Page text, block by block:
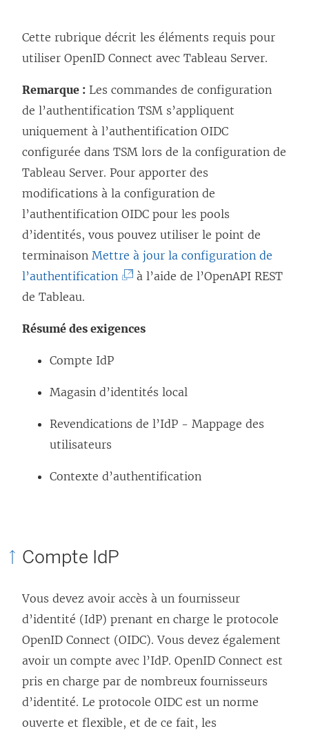
Cette rubrique décrit les éléments requis pour
utiliser OpenID Connect avec Tableau Server.
Remarque : Les commandes de configuration
de l’authentification TSM s’appliquent
uniquement à l’authentification OIDC
configurée dans TSM lors de la configuration de
Tableau Server. Pour apporter des
modifications à la configuration de
l’authentification OIDC pour les pools
d’identités, vous pouvez utiliser le point de
terminaison Mettre à jour la configuration de
l’authentification
n
s
u
n
s
u
n
e
n
à l’aide de l’OpenAPI REST
de Tableau.
Résumé des exigences
Compte IdP
Magasin d’identités local
Revendications de l’IdP - Mappage des
utilisateurs
Contexte d’authentification
Compte IdP
Vous devez avoir accès à un fournisseur
d’identité (IdP) prenant en charge le protocole
OpenID Connect (OIDC). Vous devez également
avoir un compte avec l’IdP. OpenID Connect est
pris en charge par de nombreux fournisseurs
d’identité. Le protocole OIDC est un norme
ouverte et flexible, et de ce fait, les